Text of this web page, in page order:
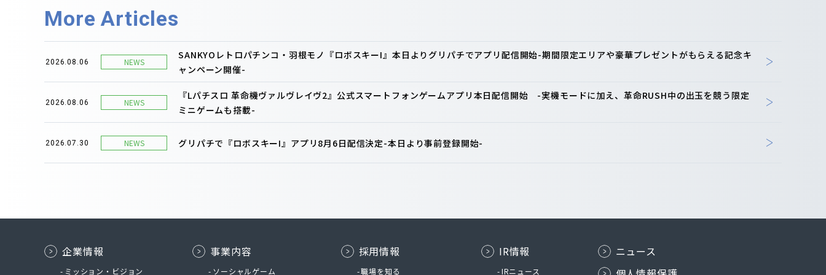
More Articles
2026.08.06 NEWS
SANKYOレトロパチンコ・羽根モノ『ロボスキーI』本日よりグリパチでアプリ配信開始-期間限定エリアや豪華プレゼントがもらえる記念キ
ャンペーン開催-
2026.08.06 NEWS
『Lパチスロ 革命機ヴァルヴレイヴ2』公式スマートフォンゲームアプリ本日配信開始 -実機モードに加え、革命RUSH中の出玉を競う限定
ミニゲームも搭載-
2026.07.30 NEWS グリパチで『ロボスキーI』アプリ8月6日配信決定-本日より事前登録開始-
企業情報
ミッション・ビジョン
事業内容
ソーシャルゲーム
採用情報
職場を知る
IR情報
IRニュース
ニュース